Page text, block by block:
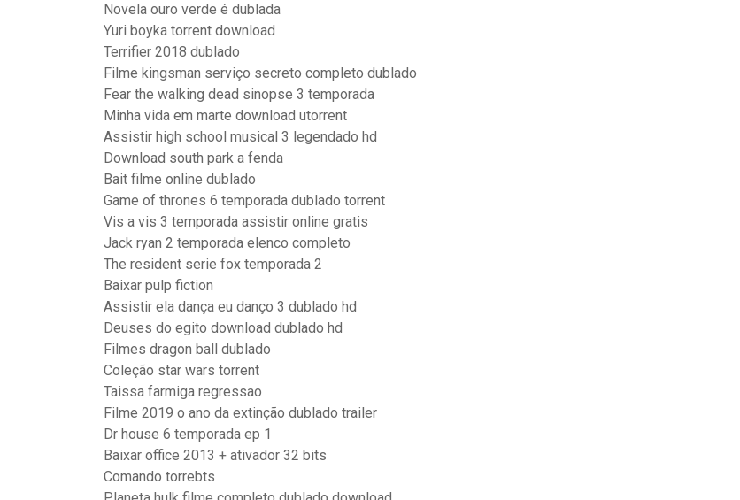
Novela ouro verde é dublada
Yuri boyka torrent download
Terrifier 2018 dublado
Filme kingsman serviço secreto completo dublado
Fear the walking dead sinopse 3 temporada
Minha vida em marte download utorrent
Assistir high school musical 3 legendado hd
Download south park a fenda
Bait filme online dublado
Game of thrones 6 temporada dublado torrent
Vis a vis 3 temporada assistir online gratis
Jack ryan 2 temporada elenco completo
The resident serie fox temporada 2
Baixar pulp fiction
Assistir ela dança eu danço 3 dublado hd
Deuses do egito download dublado hd
Filmes dragon ball dublado
Coleção star wars torrent
Taissa farmiga regressao
Filme 2019 o ano da extinção dublado trailer
Dr house 6 temporada ep 1
Baixar office 2013 + ativador 32 bits
Comando torrebts